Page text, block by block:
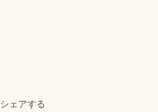
シェアする